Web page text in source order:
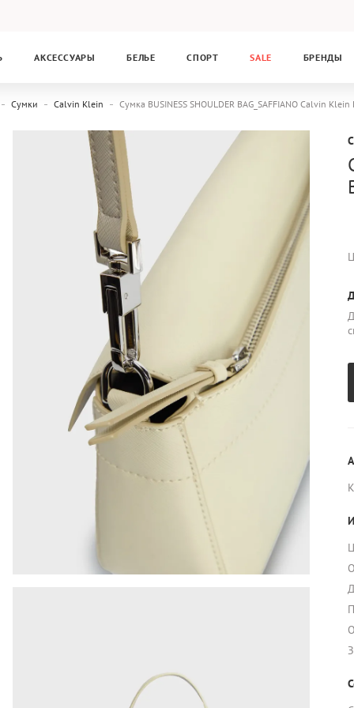
АКСЕССУАРЫ БЕЛЬЕ СПОРТ SALE БРЕНДЫ
Сумки Calvin Klein Сумка BUSINESS SHOULDER BAG_SAFFIANO Calvin